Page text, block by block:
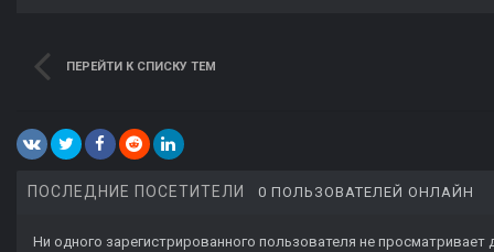
ПЕРЕЙТИ К СПИСКУ ТЕМ
ПОСЛЕДНИЕ ПОСЕТИТЕЛИ 0 ПОЛЬЗОВАТЕЛЕЙ ОНЛАЙН
Ни одного зарегистрированного пользователя не просматривает